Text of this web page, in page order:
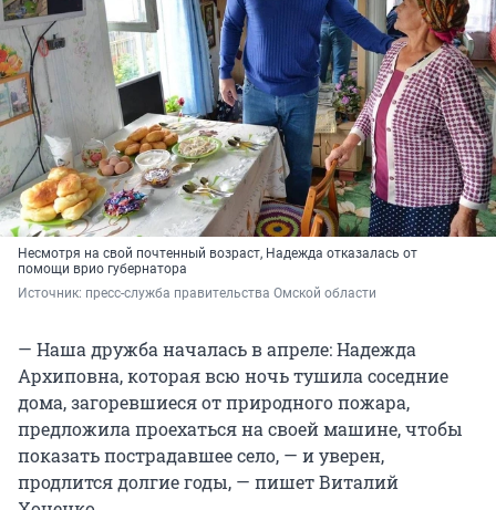
Несмотря на свой почтенный возраст, Надежда отказалась от
помощи врио губернатора
Источник: пресс-служба правительства Омской области
— Наша дружба началась в апреле: Надежда
Архиповна, которая всю ночь тушила соседние
дома, загоревшиеся от природного пожара,
предложила проехаться на своей машине, чтобы
показать пострадавшее село, — и уверен,
продлится долгие годы, — пишет Виталий